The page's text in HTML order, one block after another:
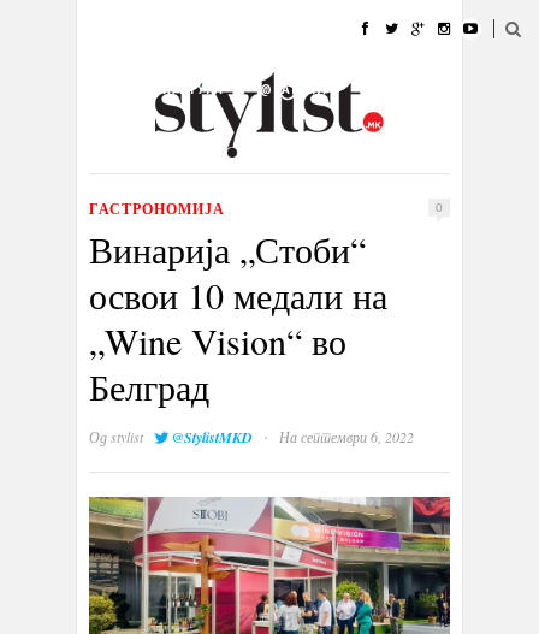
УБАВИНА
КУЛТУРА @РАБОТА
ИЗЛОГ
ГАСТРОНОМИЈА 0
Винарија „Стоби“
освои 10 медали на
„Wine Vision“ во
Белград
Одstylist @StylistMKD · На септември 6, 2022